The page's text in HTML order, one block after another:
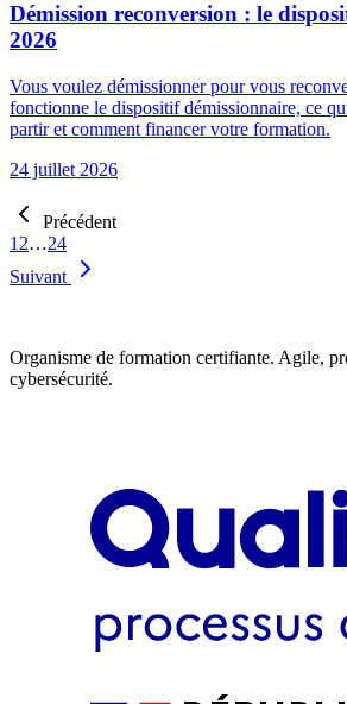
Démission reconversion : le
2026
Vous voulez démissionner pour vous
fonctionne le dispositif démissionnaire, ce
partir et comment financer votre formation.
24 juillet 2026
Précédent
1 2…24
Suivant
Organisme de formation certifiante. Agile,
cybersécurité.